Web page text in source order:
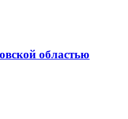
областью